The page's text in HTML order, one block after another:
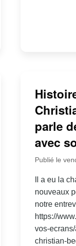
parle
avec
Publié le
Il a eu la
nouveaux
notre
https://
vos-
christian-